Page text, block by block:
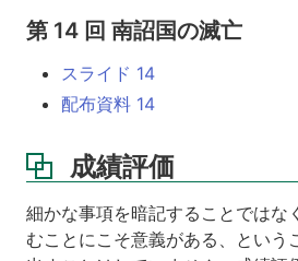
第 14 回 南詔国の滅亡
スライド 14
配布資料 14
成績評価
細かな事項を暗記することではな
むことにこそ意義がある、という